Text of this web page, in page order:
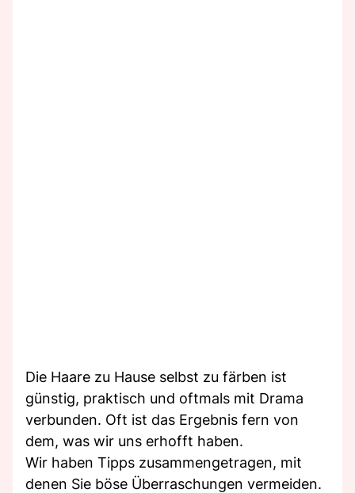
Die Haare zu Hause selbst zu färben ist
günstig, praktisch und oftmals mit Drama
verbunden. Oft ist das Ergebnis fern von
dem, was wir uns erhofft haben.
Wir haben Tipps zusammengetragen, mit
denen Sie böse Überraschungen vermeiden.